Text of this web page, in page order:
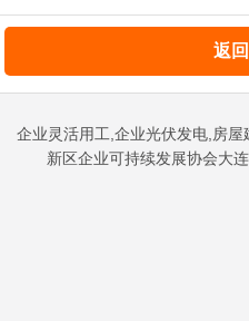
返
企业灵活用工,企业光伏发电,房
新区企业可持续发展协会大